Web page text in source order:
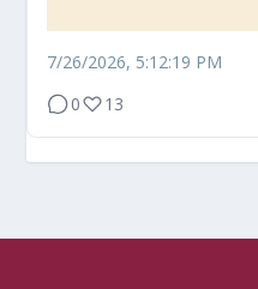
7/26/2026, 5:12:19 PM
0
13